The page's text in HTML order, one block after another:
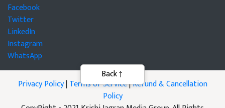
Facebook
Twitter
LinkedIn
Instagram
WhatsApp
Privacy Policy|Terms of Service|Refund & Cancellation
Policy